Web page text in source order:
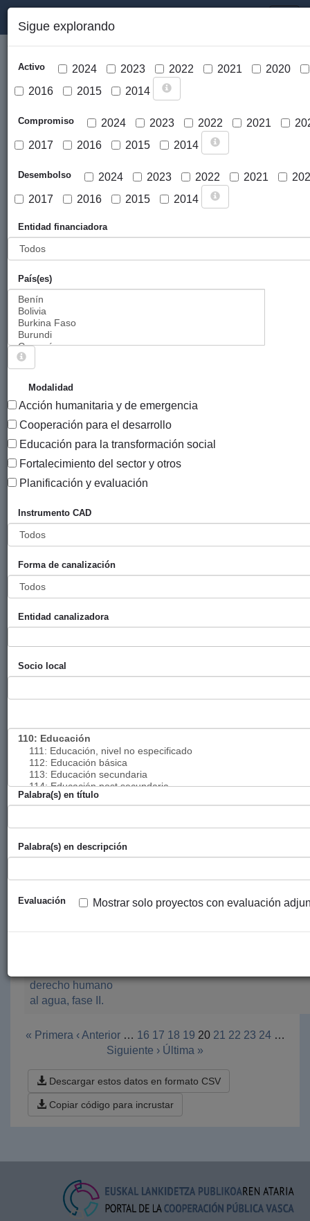
Cargar mapa
Sigue explorando
Activo 2024 2023 2022 2021
2020
2016
2015 2014
Compromiso 2024 2023 2022 2021
2017
2016 2015 2014
Desembolso 2024 2023 2022 2021
2017
2016 2015 2014
Entidad financiadora
País(es)
Modalidad
Acción humanitaria y de emergencia
Cooperación para el desarrollo
Educación para la transformación social
Fortalecimiento del sector y otros
Planificación y evaluación
Instrumento CAD
Forma de canalización
Entidad canalizadora
Socio local
Palabra(s) en título
Palabra(s) en descripción
Evaluación Mostrar solo proyectos con evaluación
PROYECTOS QUE TIENEN EL INSTRUMENTO
"CONVOCATORIA DE SUBVENCIONES
COOPERACIÓN INTERNACIONAL PROYECTOS
ANUALES".
232 PROYECTOS
Título
empoderamiento
mujeres
II
de Bilbao
Bakean
Acceso a agua
potable y
saneamiento
Ayuntamiento
Coopera 2019
Fortalecimiento
empresarial y el
encadenamiento
productivo de la
Cooperativa
Acomedagua
Ayuntamiento
TAU
2019
agua de riego en
comunidades.
Desarrollo
derecho humano
al agua, fase II.
Ayuntamiento
ISF-MGI 2019
« Primera ‹ Anterior … 16 17 18 19 20 21 22 23 24 …
Siguiente › Última »
Descargar estos datos en formato CSV
Copiar código para incrustar